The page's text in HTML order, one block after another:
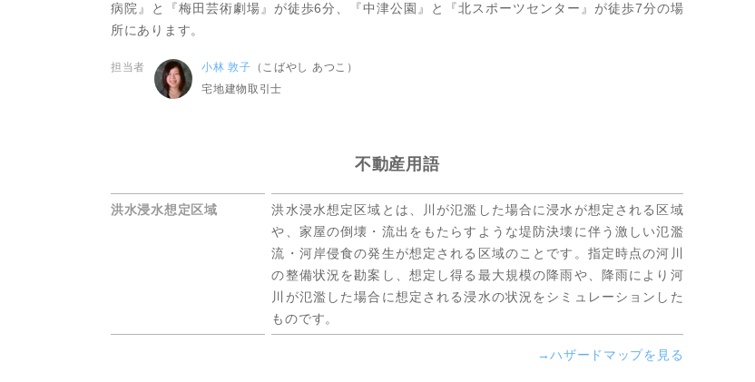
病院』と『梅田芸術劇場』が徒歩6分、『中津公園』と『北スポーツセンター』が徒歩7分の場
所にあります。
担当者 小林 敦子 （こばやし あつこ）
宅地建物取引士
不動産用語
洪水浸水想定区域
洪水浸水想定区域とは、川が氾濫した場合に浸水が想定される区域
や、家屋の倒壊・流出をもたらすような堤防決壊に伴う激しい氾濫
流・河岸侵食の発生が想定される区域のことです。指定時点の河川
の整備状況を勘案し、想定し得る最大規模の降雨や、降雨により河
川が氾濫した場合に想定される浸水の状況をシミュレーションした
ものです。
→ハザードマップを見る